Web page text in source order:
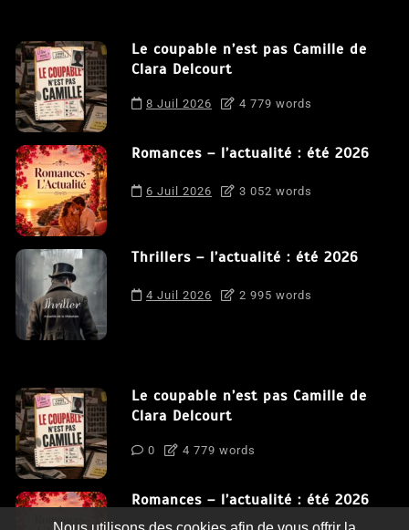
Le coupable n’est pas Camille de
Clara Delcourt
8 Juil 2026 4 779 words
Romances – l’actualité : été 2026
6 Juil 2026 3 052 words
Thrillers – l’actualité : été 2026
4 Juil 2026 2 995 words
Le coupable n’est pas Camille de
Clara Delcourt
0 4 779 words
Romances – l’actualité : été 2026